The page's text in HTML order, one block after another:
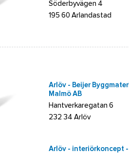
Söderbyvägen 4
195 60 Arlandastad
Arlöv - Beijer
Malmö AB
Hantverkaregatan 6
232 34 Arlöv
Arlöv - interiörkoncept -